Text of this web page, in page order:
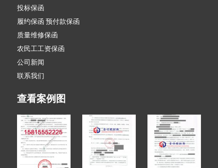
投标保函
履约保函 预付款保函
质量维修保函
农民工工资保函
公司新闻
联系我们
查看案例图